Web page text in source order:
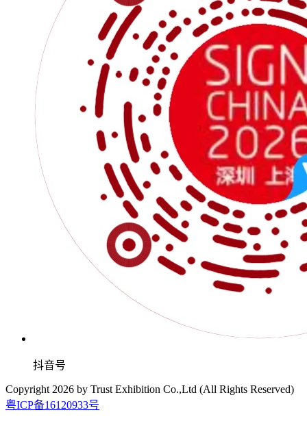
抖音号
Copyright 2026 by Trust Exhibition Co.,Ltd (All Rights Reserved)
粤ICP备16120933号